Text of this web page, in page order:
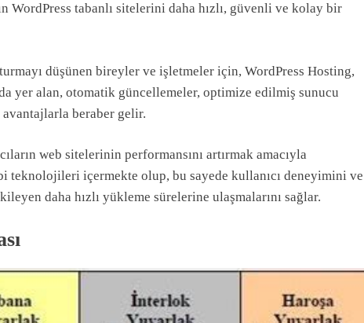
WordPress tabanlı sitelerini daha hızlı, güvenli ve kolay bir
düşünen bireyler ve işletmeler için, WordPress Hosting,
yer alan, otomatik güncellemeler, optimize edilmiş sunucu
beraber gelir.
web sitelerinin performansını artırmak amacıyla
teknolojileri içermekte olup, bu sayede kullanıcı deneyimini ve
daha hızlı yükleme sürelerine ulaşmalarını sağlar.